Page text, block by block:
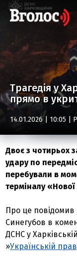
Трагедія у
прямо в
14.01.2026 | 10:05 |
Двоє з чотирьох
удару по
перебували в
терміналу
Про це повідомив
Синегубов в
ДСНС у
»Українській